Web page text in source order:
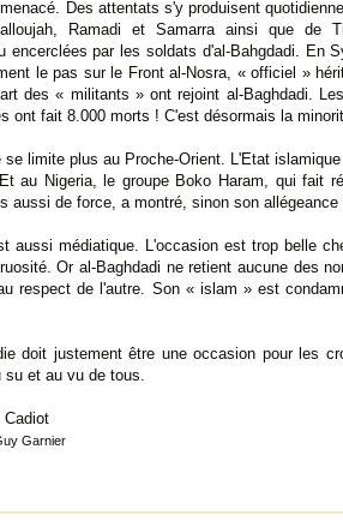
Des attentats s'y produisent
Ramadi et Samarra ainsi que de
encerclées par les soldats d'al-Bahgdadi. En
le pas sur le Front al-Nosra, « officiel »
des « militants » ont rejoint al-Baghdadi.
ont fait 8.000 morts ! C'est désormais la
se limite plus au Proche-Orient. L'Etat
au Nigeria, le groupe Boko Haram, qui fait
aussi de force, a montré, sinon son
aussi médiatique. L'occasion est trop belle
Or al-Baghdadi ne retient aucune des
respect de l'autre. Son « islam » est
doit justement être une occasion pour les
su et au vu de tous.
Cadiot
Garnier